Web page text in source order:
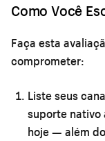
Como Você
Faça esta
comprometer:
Liste seus
suporte nativo
hoje — além